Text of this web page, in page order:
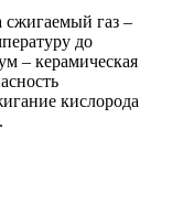
сжигаемый газ –
до
– керамическая
кислорода